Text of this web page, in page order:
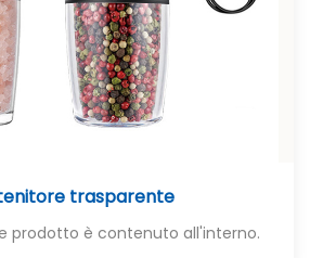
trasparente
prodotto è contenuto all'interno.